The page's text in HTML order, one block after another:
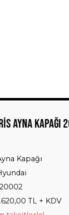
Ayna Kapağı
Kapağı
TL + KDV